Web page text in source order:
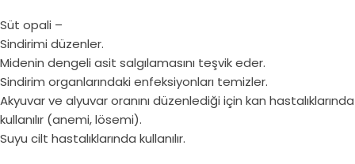
Süt opali –
Sindirimi düzenler.
Midenin dengeli asit salgılamasını teşvik eder.
Sindirim organlarındaki enfeksiyonları temizler.
Akyuvar ve alyuvar oranını düzenlediği için kan hastalıklarında
kullanılır (anemi, lösemi).
Suyu cilt hastalıklarında kullanılır.